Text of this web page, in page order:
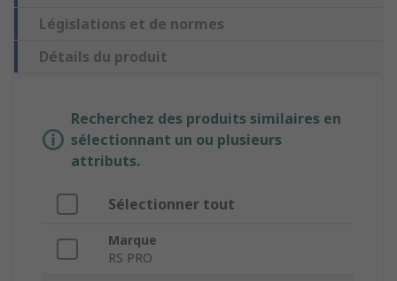
Législations et de normes
Détails du produit
Recherchez des produits similaires en
sélectionnant un ou plusieurs
attributs.
Sélectionner tout
Marque
RS PRO